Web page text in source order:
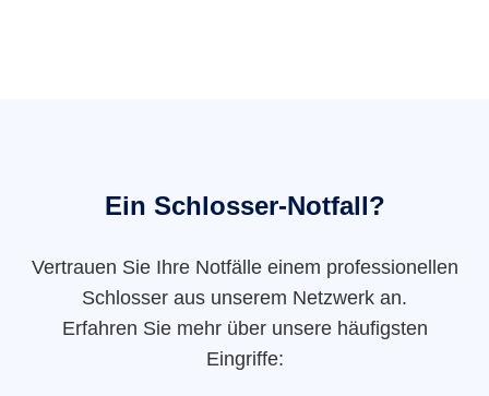
Ein Schlosser-Notfall?
Vertrauen Sie Ihre Notfälle einem professionellen
Schlosser aus unserem Netzwerk an.
Erfahren Sie mehr über unsere häufigsten
Eingriffe: